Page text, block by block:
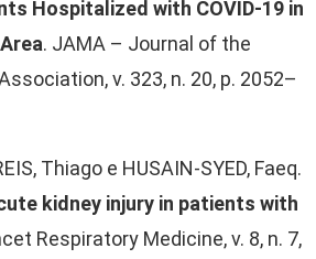
Hospitalized with COVID-19 in
. JAMA – Journal of the
v. 323, n. 20, p. 2052–
Thiago e HUSAIN-SYED, Faeq.
kidney injury in patients with
Respiratory Medicine, v. 8, n. 7,